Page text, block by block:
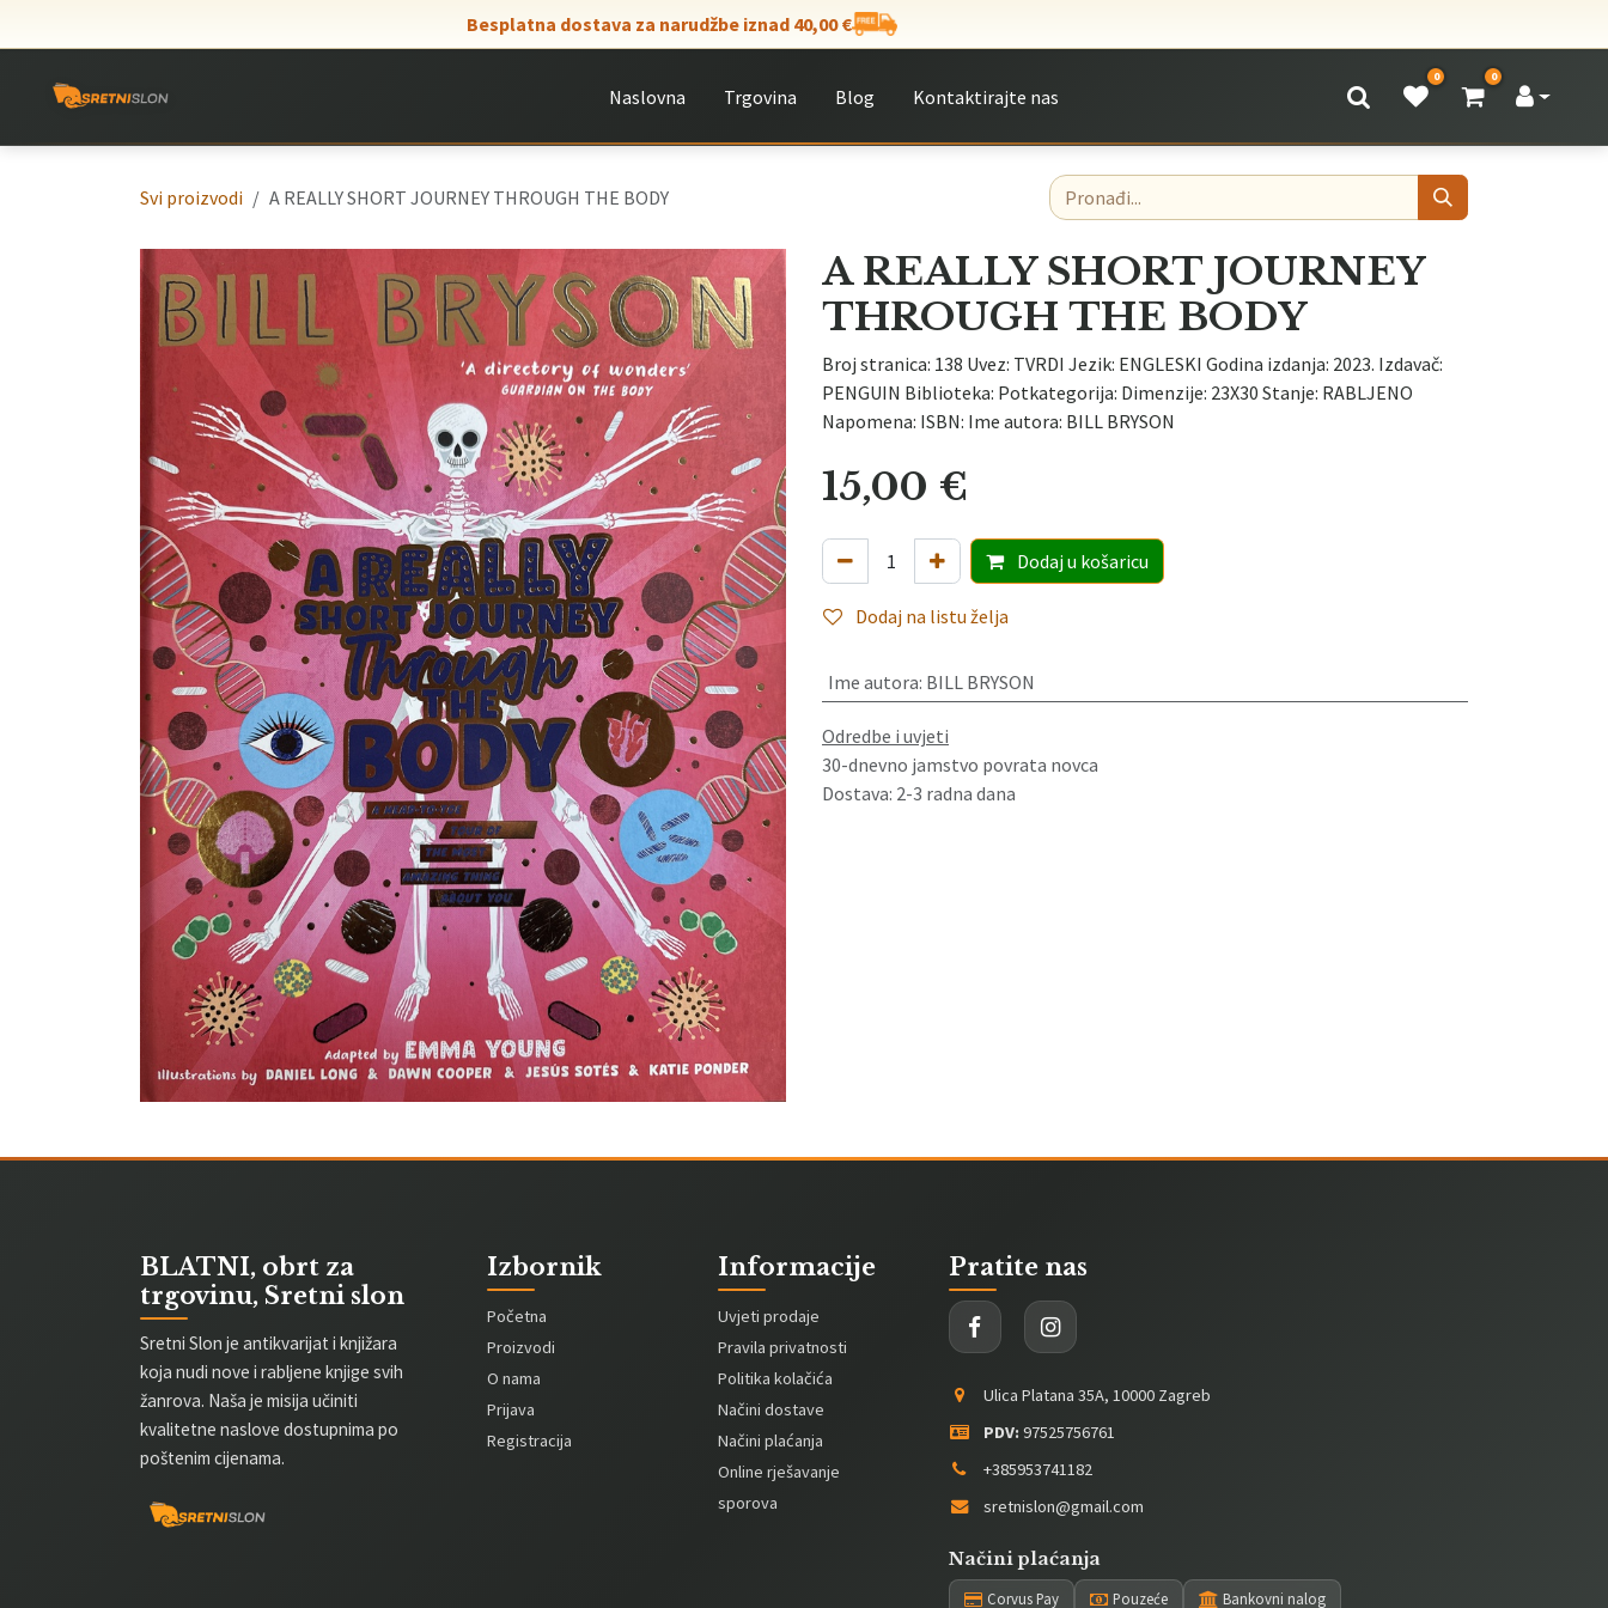
Besplatna dostava za narudžbe iznad 40,00 €
Naslovna Trgovina Blog Kontaktirajte nas
0 0
Svi proizvodi A REALLY SHORT JOURNEY THROUGH THE BODY
A REALLY SHORT JOURNEY
THROUGH THE BODY
Broj stranica: 138 Uvez: TVRDI Jezik: ENGLESKI Godina izdanja: 2023. Izdavač:
PENGUIN Biblioteka: Potkategorija: Dimenzije: 23X30 Stanje: RABLJENO
Napomena: ISBN: Ime autora: BILL BRYSON
15,00 €
Dodaju košaricu
Dodaj na listu želja
Ime autora: BILL BRYSON
Odredbe i uvjeti
30-dnevno jamstvo povrata novca
Dostava: 2-3 radna dana
BLATNI, obrt za
trgovinu, Sretni slon
Sretni Slon je antikvarijat i knjižara
koja nudi nove i rabljene knjige svih
žanrova. Naša je misija učiniti
kvalitetne naslove dostupnima po
poštenim cijenama.
Izbornik
Početna
Proizvodi
O nama
Prijava
Registracija
Informacije
Uvjeti prodaje
Pravila privatnosti
Politika kolačića
Načini dostave
Načini plaćanja
Online rješavanje
sporova
Pratite nas
Ulica Platana 35A, 10000 Zagreb
PDV: 97525756761
+385953741182
sretnislon@gmail.com
Načini plaćanja
Corvus Pay Pouzeće Bankovni nalog